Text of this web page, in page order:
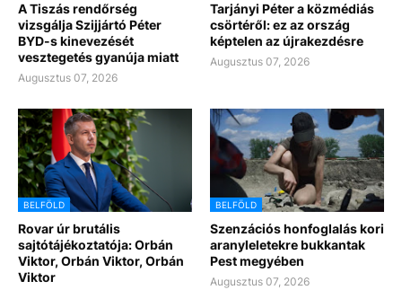
A Tiszás rendőrség
vizsgálja Szijjártó Péter
BYD-s kinevezését
vesztegetés gyanúja miatt
Augusztus 07, 2026
Tarjányi Péter a közmédiás
csörtéről: ez az ország
képtelen az újrakezdésre
Augusztus 07, 2026
BELFÖLD
Rovar úr brutális
sajtótájékoztatója: Orbán
Viktor, Orbán Viktor, Orbán
Viktor
BELFÖLD
Szenzációs honfoglalás kori
aranyleletekre bukkantak
Pest megyében
Augusztus 07, 2026